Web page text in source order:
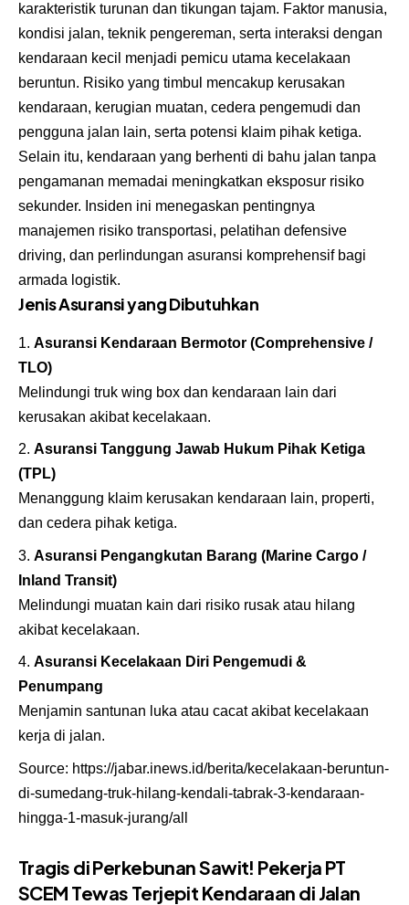
karakteristik turunan dan tikungan tajam. Faktor manusia,
kondisi jalan, teknik pengereman, serta interaksi dengan
kendaraan kecil menjadi pemicu utama kecelakaan
beruntun. Risiko yang timbul mencakup kerusakan
kendaraan, kerugian muatan, cedera pengemudi dan
pengguna jalan lain, serta potensi klaim pihak ketiga.
Selain itu, kendaraan yang berhenti di bahu jalan tanpa
pengamanan memadai meningkatkan eksposur risiko
sekunder. Insiden ini menegaskan pentingnya
manajemen risiko transportasi, pelatihan defensive
driving, dan perlindungan asuransi komprehensif bagi
armada logistik.
Jenis Asuransi yang Dibutuhkan
Asuransi Kendaraan Bermotor (Comprehensive /
TLO)
Melindungi truk wing box dan kendaraan lain dari
kerusakan akibat kecelakaan.
Asuransi Tanggung Jawab Hukum Pihak Ketiga
(TPL)
Menanggung klaim kerusakan kendaraan lain, properti,
dan cedera pihak ketiga.
Asuransi Pengangkutan Barang (Marine Cargo /
Inland Transit)
Melindungi muatan kain dari risiko rusak atau hilang
akibat kecelakaan.
Asuransi Kecelakaan Diri Pengemudi &
Penumpang
Menjamin santunan luka atau cacat akibat kecelakaan
kerja di jalan.
Source: https://jabar.inews.id/berita/kecelakaan-beruntun-
di-sumedang-truk-hilang-kendali-tabrak-3-kendaraan-
hingga-1-masuk-jurang/all
Tragis di Perkebunan Sawit! Pekerja PT
SCEM Tewas Terjepit Kendaraan di Jalan